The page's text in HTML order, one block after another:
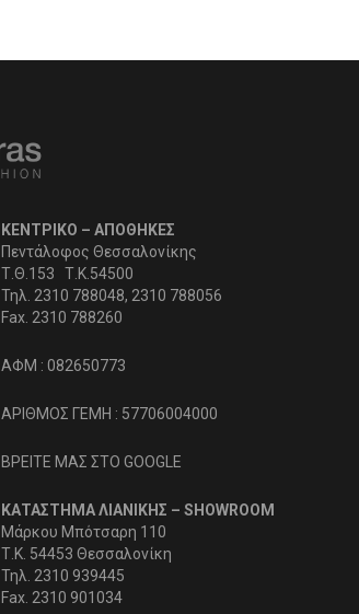
ΚΕΝΤΡΙΚΟ – ΑΠΟΘΗΚΕΣ
Πεντάλοφος Θεσσαλονίκης
Τ.Θ.153 Τ.Κ.54500
Τηλ. 2310 788048, 2310 788056
Fax. 2310 788260
ΑΦΜ : 082650773
ΑΡΙΘΜΟΣ ΓΕΜΗ : 57706004000
ΒΡΕΙΤΕ ΜΑΣ ΣΤΟ GOOGLE
ΚΑΤΑΣΤΗΜΑ ΛΙΑΝΙΚΗΣ – SHOWROOM
Μάρκου Μπότσαρη 110
Τ.Κ. 54453 Θεσσαλονίκη
Τηλ. 2310 939445
Fax. 2310 901034